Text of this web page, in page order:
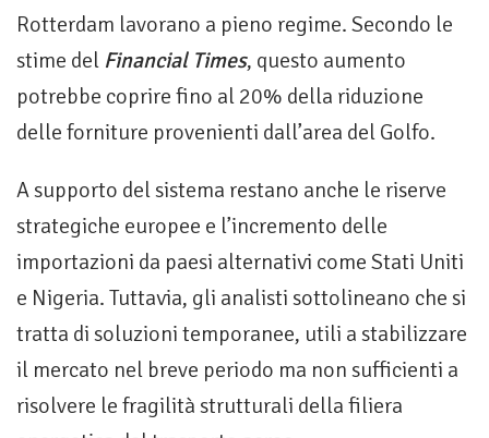
Rotterdam lavorano a pieno regime. Secondo le
stime del Financial Times, questo aumento
potrebbe coprire fino al 20% della riduzione
delle forniture provenienti dall’area del Golfo.
A supporto del sistema restano anche le riserve
strategiche europee e l’incremento delle
importazioni da paesi alternativi come Stati Uniti
e Nigeria. Tuttavia, gli analisti sottolineano che si
tratta di soluzioni temporanee, utili a stabilizzare
il mercato nel breve periodo ma non sufficienti a
risolvere le fragilità strutturali della filiera